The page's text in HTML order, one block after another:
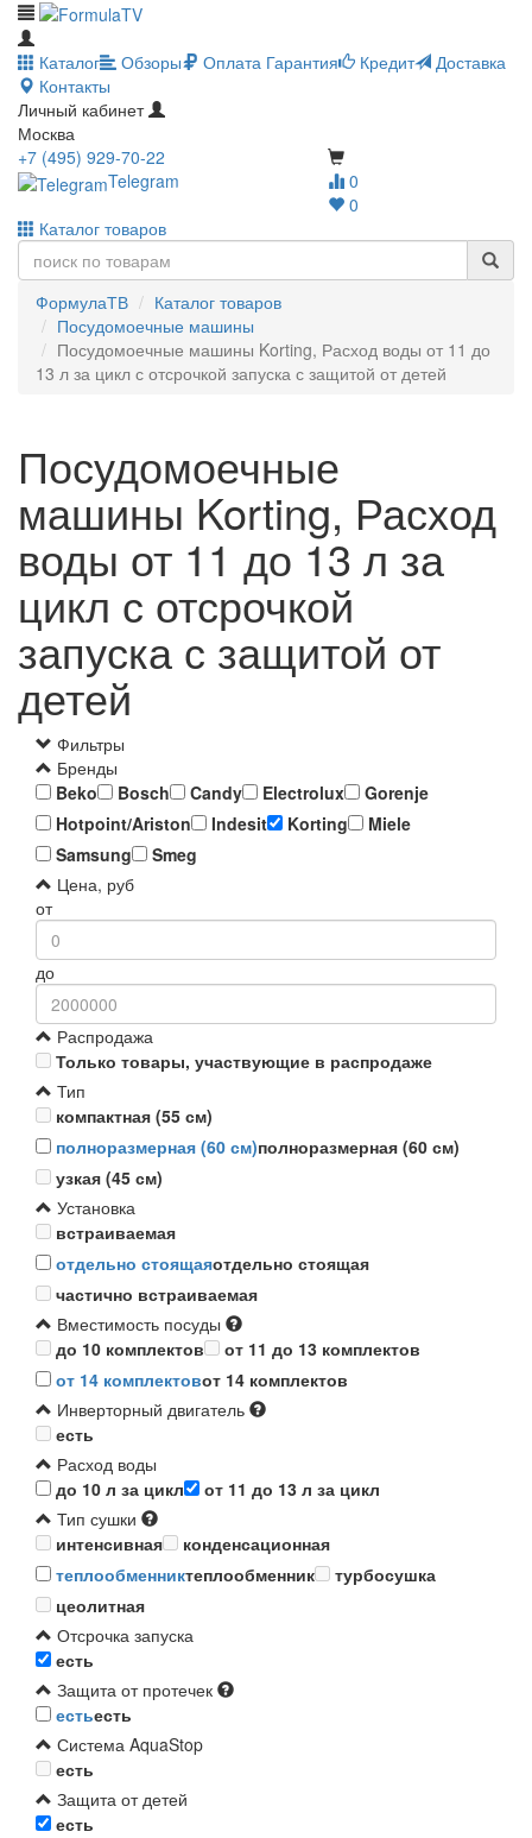
Каталог Обзоры Оплата Гарантия Кредит
Доставка
Контакты
Личный кабинет
Москва
0
0
+7 (495) 929-70-22
Telegram
Каталог товаров
ФормулаТВ
Каталог товаров
Посудомоечные машины
Посудомоечные машины Korting, Расход воды от 11 до
13 л за цикл с отсрочкой запуска с защитой от детей
Посудомоечные
машины Korting, Расход
воды от 11 до 13 л за
цикл с отсрочкой
запуска с защитой от
детей
Фильтры
Бренды
Beko
Bosch Candy Electrolux
Gorenje
Hotpoint/Ariston
Indesit Korting
Miele
Samsung
Smeg
Цена, руб
от
до
Распродажа
Только товары, участвующие в распродаже
Тип
компактная (55 см)
полноразмерная (60 см)полноразмерная (60 см)
узкая (45 см)
Установка
встраиваемая
отдельно стоящаяотдельно стоящая
частично встраиваемая
Вместимость посуды
до 10 комплектов
от 11 до 13 комплектов
от 14 комплектовот 14 комплектов
Инверторный двигатель
есть
Расход воды
до 10 л за цикл
от 11 до 13 л за цикл
Тип сушки
интенсивная
конденсационная
теплообменниктеплообменник
турбосушка
цеолитная
Отсрочка запуска
есть
Защита от протечек
естьесть
Система AquaStop
есть
Защита от детей
есть